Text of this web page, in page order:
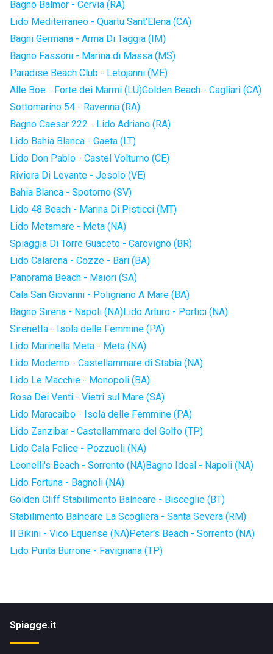
Bagno Balmor - Cervia (RA)
Lido Mediterraneo - Quartu Sant'Elena (CA)
Bagni Germana - Arma Di Taggia (IM)
Bagno Fassoni - Marina di Massa (MS)
Paradise Beach Club - Letojanni (ME)
Alle Boe - Forte dei Marmi (LU)Golden Beach - Cagliari (CA)
Sottomarino 54 - Ravenna (RA)
Bagno Caesar 222 - Lido Adriano (RA)
Lido Bahia Blanca - Gaeta (LT)
Lido Don Pablo - Castel Volturno (CE)
Riviera Di Levante - Jesolo (VE)
Bahia Blanca - Spotorno (SV)
Lido 48 Beach - Marina Di Pisticci (MT)
Lido Metamare - Meta (NA)
Spiaggia Di Torre Guaceto - Carovigno (BR)
Lido Calarena - Cozze - Bari (BA)
Panorama Beach - Maiori (SA)
Cala San Giovanni - Polignano A Mare (BA)
Bagno Sirena - Napoli (NA)Lido Arturo - Portici (NA)
Sirenetta - Isola delle Femmine (PA)
Lido Marinella Meta - Meta (NA)
Lido Moderno - Castellammare di Stabia (NA)
Lido Le Macchie - Monopoli (BA)
Rosa Dei Venti - Vietri sul Mare (SA)
Lido Maracaibo - Isola delle Femmine (PA)
Lido Zanzibar - Castellammare del Golfo (TP)
Lido Cala Felice - Pozzuoli (NA)
Leonelli's Beach - Sorrento (NA)Bagno Ideal - Napoli (NA)
Lido Fortuna - Bagnoli (NA)
Golden Cliff Stabilimento Balneare - Bisceglie (BT)
Stabilimento Balneare La Scogliera - Santa Severa (RM)
Il Bikini - Vico Equense (NA)Peter's Beach - Sorrento (NA)
Lido Punta Burrone - Favignana (TP)
Spiagge.it